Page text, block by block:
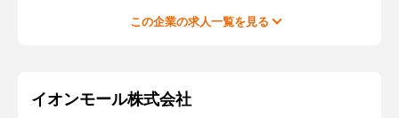
この企業の求人一覧を見る
イオンモール株式会社